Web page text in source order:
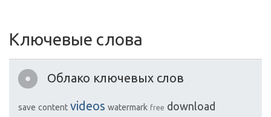
Ключевые слова
Облако ключевых слов
save content videos watermark free download